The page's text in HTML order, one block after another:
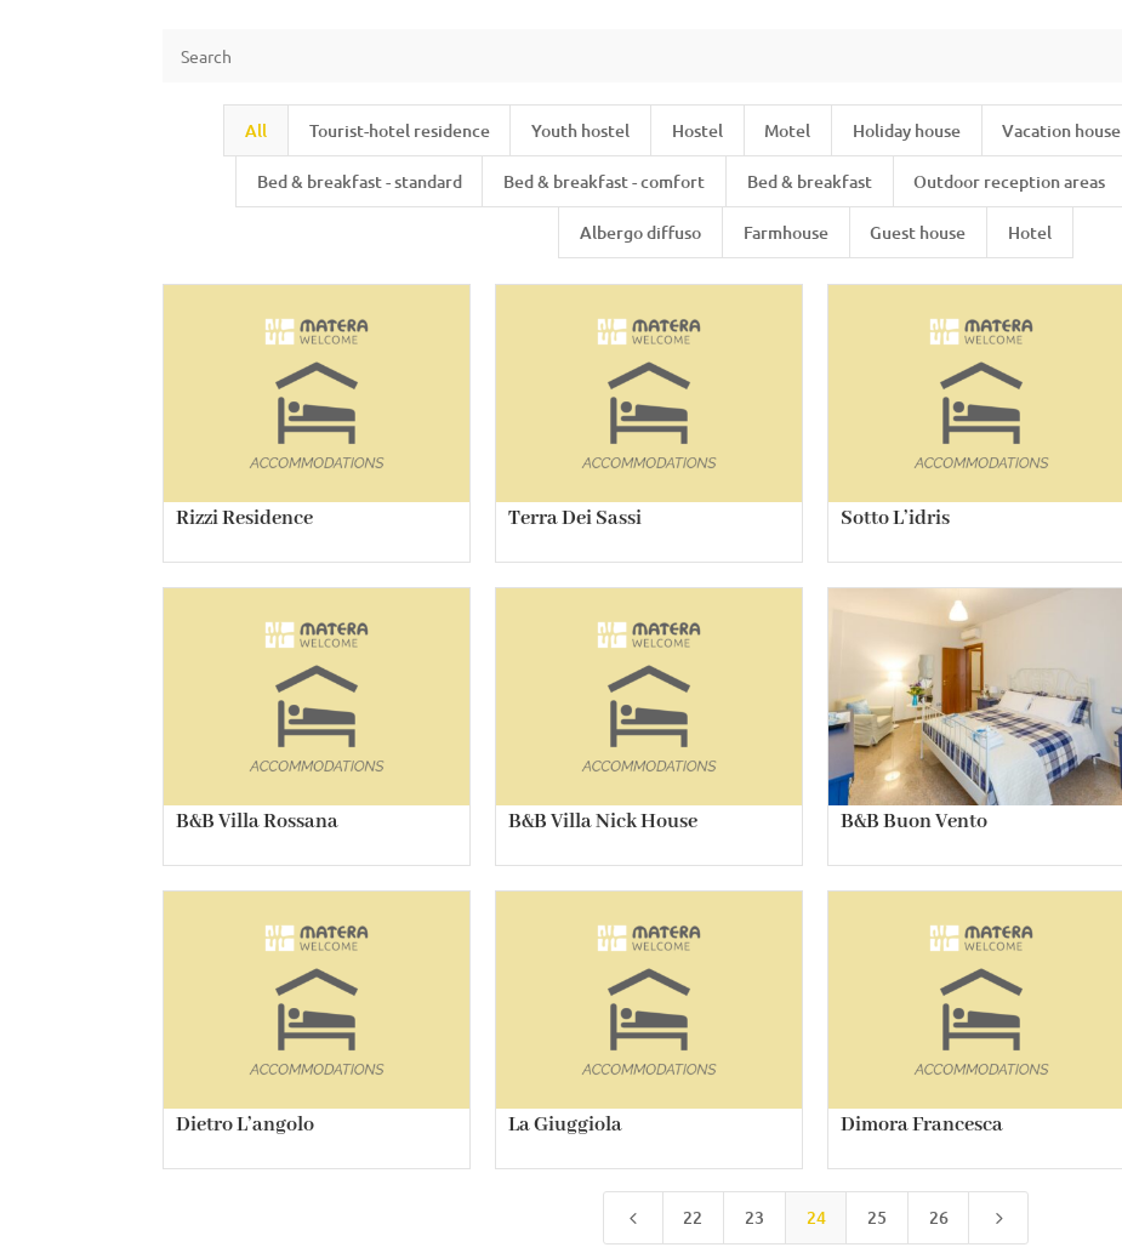
All Tourist-hotel residence Youth hostel Hostel Motel Holiday house Vacation house
Bed & breakfast - standard Bed & breakfast - comfort Bed & breakfast Outdoor reception areas
Albergo diffuso Farmhouse Guest house Hotel
Rizzi Residence Terra Dei Sassi Sotto L’idris
B&B Villa Rossana B&B Villa Nick House B&B Buon Vento
Dietro L’angolo La Giuggiola Dimora Francesca
4 22 23 24 25 26 5